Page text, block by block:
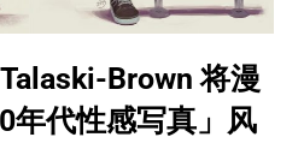
Brown 将漫
年代性感写真」风